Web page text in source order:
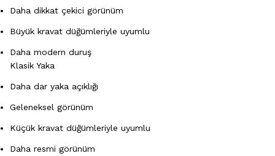
Daha dikkat çekici görünüm
Büyük kravat düğümleriyle uyumlu
Daha modern duruş
Klasik Yaka
Daha dar yaka açıklığı
Geleneksel görünüm
Küçük kravat düğümleriyle uyumlu
Daha resmi görünüm